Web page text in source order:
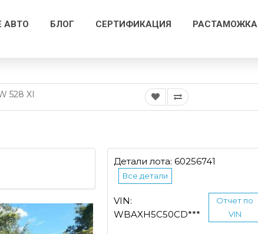
АВТО БЛОГ СЕРТИФИКАЦИЯ РАСТАМОЖКА
528 XI
Детали лота: 60256741
Все детали
VIN:
WBAXH5C50CD***
Отчет по
VIN